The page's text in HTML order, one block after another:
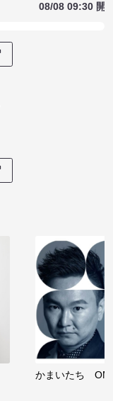
08/08 09:30 開
かまいたち